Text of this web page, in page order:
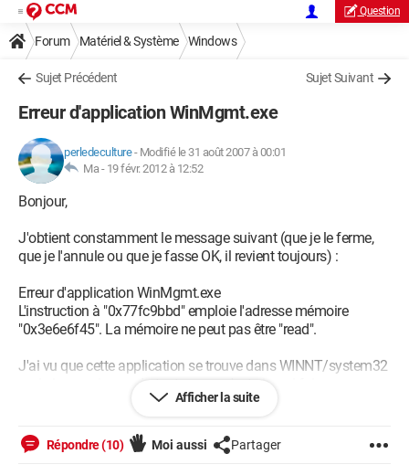
Question
Forum Matériel & Système Windows
Sujet Précédent Sujet Suivant
Erreur d'application WinMgmt.exe
perledeculture- Modifié le 31 août 2007 à 00:01
Ma - 19 févr. 2012 à 12:52
Bonjour,
J'obtient constamment le message suivant (que je le ferme,
que je l'annule ou que je fasse OK, il revient toujours) :
Erreur d'application WinMgmt.exe
L'instruction à "0x77fc9bbd" emploie l'adresse mémoire
"0x3e6e6f45". La mémoire ne peut pas être "read".
J'ai vu que cette application se trouve dans WINNT/system32
mais je ne sais pas du tout ce que c'est ni quoi faire.
Perle.
Afficher la suite
Répondre (10) Moi aussi Partager